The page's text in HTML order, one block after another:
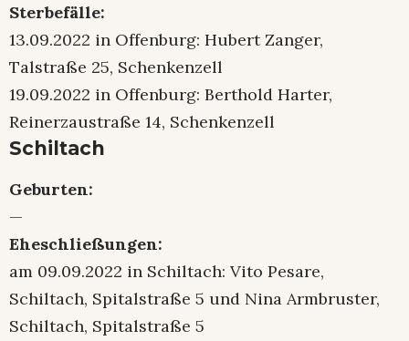
Sterbefälle:
13.09.2022 in Offenburg: Hubert Zanger,
Talstraße 25, Schenkenzell
19.09.2022 in Offenburg: Berthold Harter,
Reinerzaustraße 14, Schenkenzell
Schiltach
Geburten:
—
Eheschließungen:
am 09.09.2022 in Schiltach: Vito Pesare,
Schiltach, Spitalstraße 5 und Nina Armbruster,
Schiltach, Spitalstraße 5